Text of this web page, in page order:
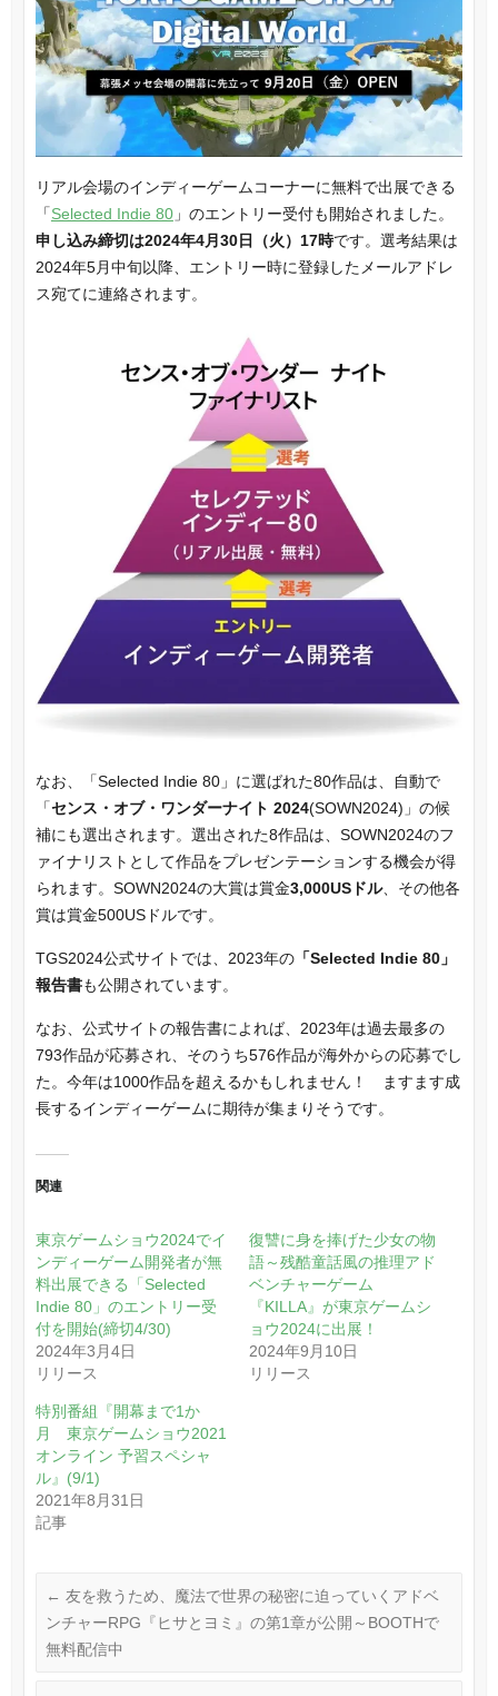
リアル会場のインディーゲームコーナーに無料で出展できる
「Selected Indie 80」のエントリー受付も開始されました。
申し込み締切は2024年4月30日（火）17時です。選考結果は
2024年5月中旬以降、エントリー時に登録したメールアドレ
ス宛てに連絡されます。
なお、「Selected Indie 80」に選ばれた80作品は、自動で
「センス・オブ・ワンダーナイト 2024(SOWN2024)」の候
補にも選出されます。選出された8作品は、SOWN2024のフ
ァイナリストとして作品をプレゼンテーションする機会が得
られます。SOWN2024の大賞は賞金3,000USドル、その他各
賞は賞金500USドルです。
TGS2024公式サイトでは、2023年の「Selected Indie 80」
報告書も公開されています。
なお、公式サイトの報告書によれば、2023年は過去最多の
793作品が応募され、そのうち576作品が海外からの応募でし
た。今年は1000作品を超えるかもしれません！ ますます成
長するインディーゲームに期待が集まりそうです。
関連
東京ゲームショウ2024でイ
ンディーゲーム開発者が無
料出展できる「Selected
Indie 80」のエントリー受
付を開始(締切4/30)
2024年3月4日
リリース
復讐に身を捧げた少女の物
語～残酷童話風の推理アド
ベンチャーゲーム
『KILLA』が東京ゲームシ
ョウ2024に出展！
2024年9月10日
リリース
特別番組『開幕まで1か
月 東京ゲームショウ2021
オンライン 予習スペシャ
ル』(9/1)
2021年8月31日
記事
← 友を救うため、魔法で世界の秘密に迫っていくアドベ
ンチャーRPG『ヒサとヨミ』の第1章が公開～BOOTHで
無料配信中